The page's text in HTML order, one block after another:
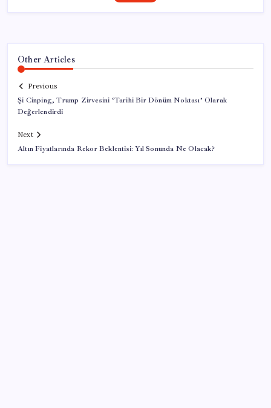
Other Articles
Previous
Şi Cinping, Trump Zirvesini ‘Tarihi Bir Dönüm Noktası’ Olarak
Değerlendirdi
Next
Altın Fiyatlarında Rekor Beklentisi: Yıl Sonunda Ne Olacak?